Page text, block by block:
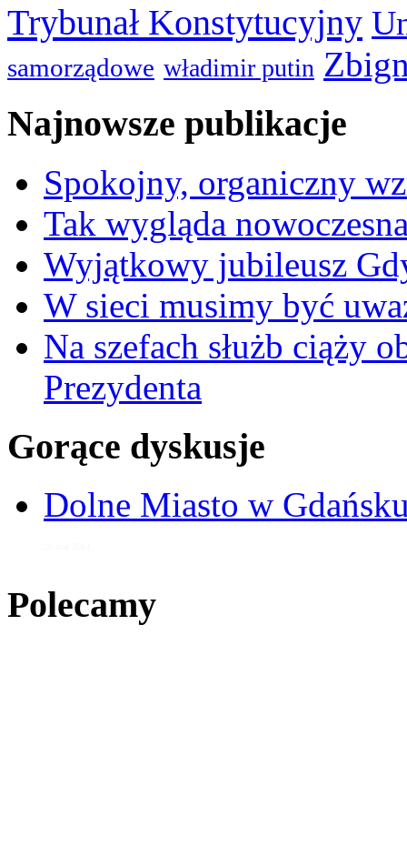
Trybunał Konstytucyjny
samorządowe władimir putin
Najnowsze publikacje
Spokojny, organiczny
Tak wygląda
Wyjątkowy jubileusz
W sieci musimy być
Na szefach służb ciąży
Prezydenta
Gorące dyskusje
Dolne Miasto w
Polecamy